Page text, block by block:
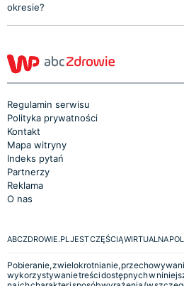
okresie?
Regulamin serwisu
Polityka prywatności
Kontakt
Mapa witryny
Indeks pytań
Partnerzy
Reklama
O nas
ABCZDROWIE.PL JEST CZĘŚCIĄ WIRTUALNA
Pobieranie, zwielokrotnianie,
wykorzystywanie treści dostępnych w